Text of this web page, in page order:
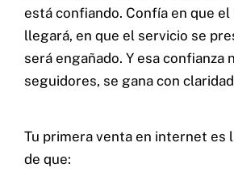
está confiando. Confía en que
llegará, en que el servicio se
será engañado. Y esa confianza
seguidores, se gana con
Tu primera venta en internet es
de que: